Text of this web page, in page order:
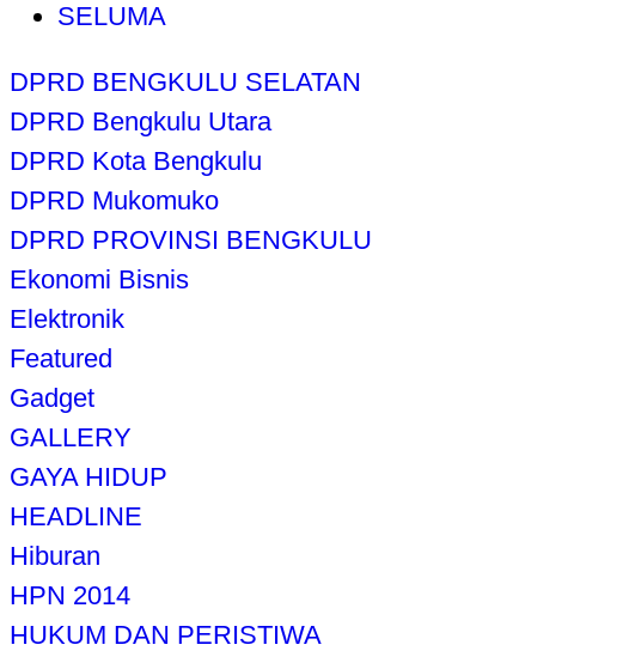
SELUMA
DPRD BENGKULU SELATAN
DPRD Bengkulu Utara
DPRD Kota Bengkulu
DPRD Mukomuko
DPRD PROVINSI BENGKULU
Ekonomi Bisnis
Elektronik
Featured
Gadget
GALLERY
GAYA HIDUP
HEADLINE
Hiburan
HPN 2014
HUKUM DAN PERISTIWA